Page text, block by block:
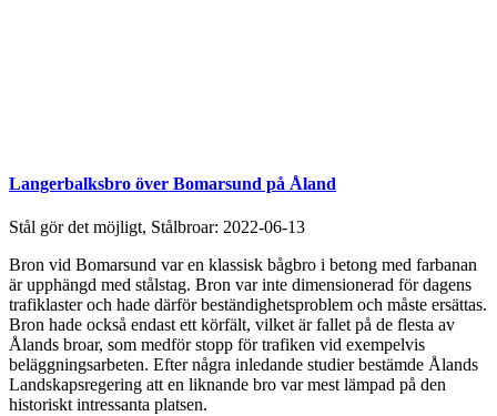
Langerbalksbro över Bomarsund på Åland
Stål gör det möjligt, Stålbroar: 2022-06-13
Bron vid Bomarsund var en klassisk bågbro i betong med farbanan
är upphängd med stålstag. Bron var inte dimensionerad för dagens
trafiklaster och hade därför beständighetsproblem och måste ersättas.
Bron hade också endast ett körfält, vilket är fallet på de flesta av
Ålands broar, som medför stopp för trafiken vid exempelvis
beläggningsarbeten. Efter några inledande studier bestämde Ålands
Landskapsregering att en liknande bro var mest lämpad på den
historiskt intressanta platsen.